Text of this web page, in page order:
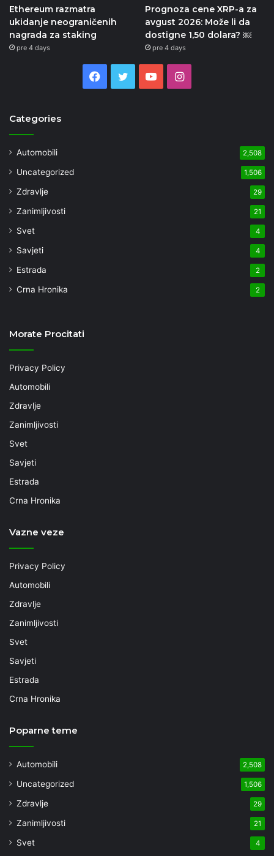
Ethereum razmatra
ukidanje neograničenih
nagrada za staking
pre 4 days
Prognoza cene XRP-a za
avgust 2026: Može li da
dostigne 1,50 dolara? ￼
pre 4 days
Facebook
TwitterYouTubeInstagram
Categories
Automobili 2,508
Uncategorized 1,506
Zdravlje 29
Zanimljivosti 21
Svet 4
Savjeti 4
Estrada 2
Crna Hronika 2
Morate Procitati
Privacy Policy
Automobili
Zdravlje
Zanimljivosti
Svet
Savjeti
Estrada
Crna Hronika
Vazne veze
Privacy Policy
Automobili
Zdravlje
Zanimljivosti
Svet
Savjeti
Estrada
Crna Hronika
Poparne teme
Automobili 2,508
Uncategorized 1,506
Zdravlje 29
Zanimljivosti 21
Svet 4